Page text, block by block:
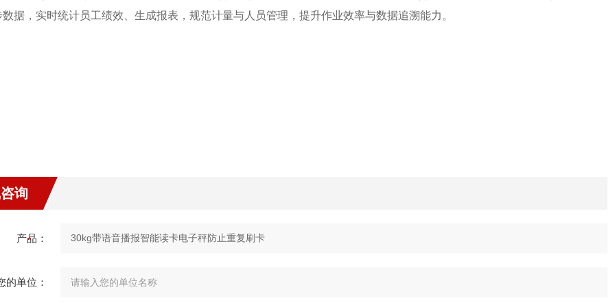
据，实时统计员工绩效、生成报表，规范计量与人员管理，提升作业效率与数据追溯能力。
询
产品：
的单位：